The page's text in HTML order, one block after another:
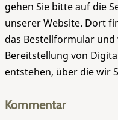
gehen Sie bitte auf die
unserer Website. Dort
das Bestellformular
Bereitstellung von
entstehen, über die wir
Kommentar